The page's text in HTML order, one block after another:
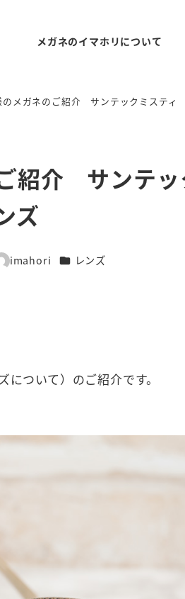
メガネのイマホリについて
のメガネのご紹介 サンテックミステ
紹介 サンテ
ズ
imahori カテゴリー
レンズ
ついて）のご紹介です。